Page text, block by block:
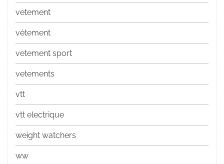
vetement
vétement
vetement sport
vetements
vtt
vtt electrique
weight watchers
ww